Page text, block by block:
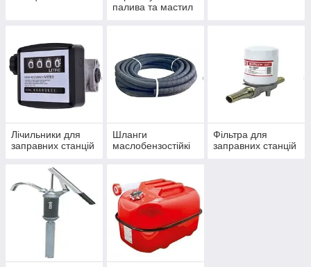
палива та мастил
Лічильники для
заправних станцій
Шланги
маслобензостійкі
Фільтра для
заправних станцій